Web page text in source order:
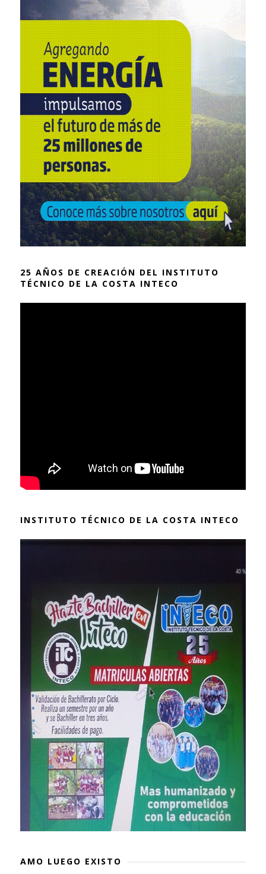
25 AÑOS DE CREACIÓN DEL INSTITUTO
TÉCNICO DE LA COSTA INTECO
INSTITUTO TÉCNICO DE LA COSTA INTECO
AMO LUEGO EXISTO